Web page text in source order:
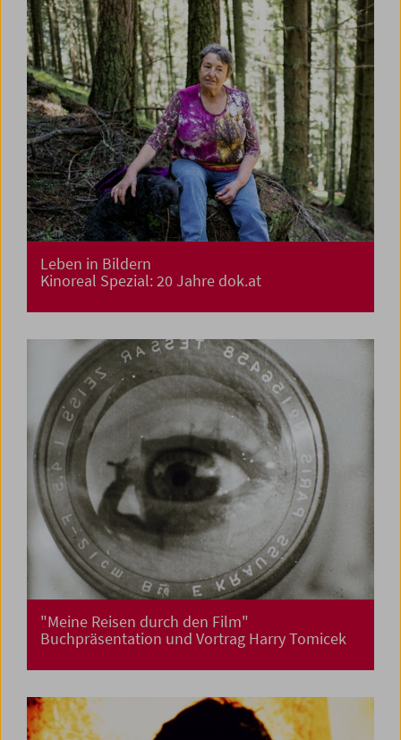
Leben in Bildern
Kinoreal Spezial: 20 Jahre dok.at
"Meine Reisen durch den Film"
Buchpräsentation und Vortrag Harry Tomicek